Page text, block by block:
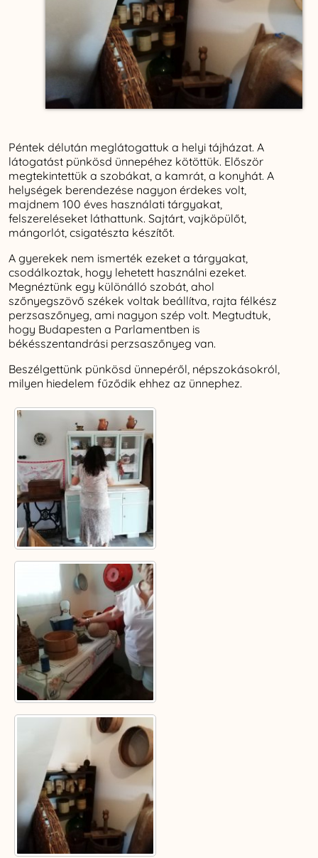
Péntek délután meglátogattuk a helyi tájházat. A
látogatást pünkösd ünnepéhez kötöttük. Először
megtekintettük a szobákat, a kamrát, a konyhát. A
helységek berendezése nagyon érdekes volt,
majdnem 100 éves használati tárgyakat,
felszereléseket láthattunk. Sajtárt, vajköpülőt,
mángorlót, csigatészta készítőt.
A gyerekek nem ismerték ezeket a tárgyakat,
csodálkoztak, hogy lehetett használni ezeket.
Megnéztünk egy különálló szobát, ahol
szőnyegszövő székek voltak beállítva, rajta félkész
perzsaszőnyeg, ami nagyon szép volt. Megtudtuk,
hogy Budapesten a Parlamentben is
békésszentandrási perzsaszőnyeg van.
Beszélgettünk pünkösd ünnepéről, népszokásokról,
milyen hiedelem fűződik ehhez az ünnephez.